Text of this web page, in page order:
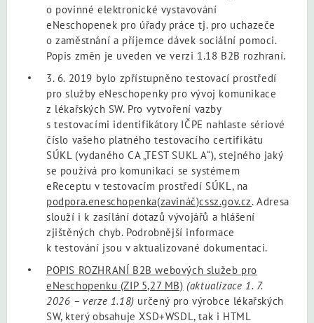
o povinné elektronické vystavování
eNeschopenek pro úřady práce tj. pro uchazeče
o zaměstnání a příjemce dávek sociální pomoci.
Popis změn je uveden ve verzi 1.18 B2B rozhraní.
3. 6. 2019 bylo zpřístupněno testovací prostředí
pro služby eNeschopenky pro vývoj komunikace
z lékařských SW. Pro vytvoření vazby
s testovacími identifikátory IČPE nahlaste sériové
číslo vašeho platného testovacího certifikátu
SÚKL (vydaného CA „TEST SUKL A“), stejného jaký
se používá pro komunikaci se systémem
eReceptu v testovacím prostředí SÚKL, na
podpora.eneschopenka(zavináč)cssz.gov.cz. Adresa
slouží i k zasílání dotazů vývojářů a hlášení
zjištěných chyb. Podrobnější informace
k testování jsou v aktualizované dokumentaci.
POPIS ROZHRANÍ B2B webových služeb pro
eNeschopenku (ZIP 5,27 MB) (aktualizace 1. 7.
2026 – verze 1.18) určený pro výrobce lékařských
SW, který obsahuje XSD+WSDL, tak i HTML